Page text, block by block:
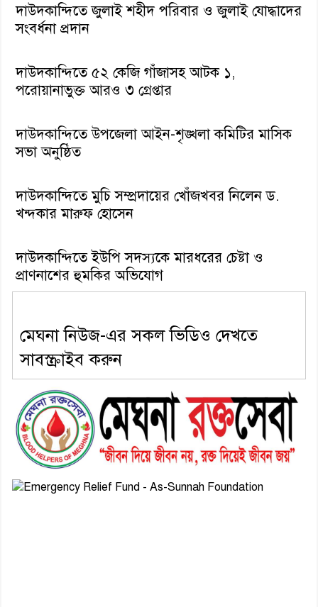
দাউদকান্দিতে জুলাই শহীদ পরিবার ও জুলাই যোদ্ধাদের
সংবর্ধনা প্রদান
দাউদকান্দিতে ৫২ কেজি গাঁজাসহ আটক ১,
পরোয়ানাভুক্ত আরও ৩ গ্রেপ্তার
দাউদকান্দিতে উপজেলা আইন-শৃঙ্খলা কমিটির মাসিক
সভা অনুষ্ঠিত
দাউদকান্দিতে মুচি সম্প্রদায়ের খোঁজখবর নিলেন ড.
খন্দকার মারুফ হোসেন
দাউদকান্দিতে ইউপি সদস্যকে মারধরের চেষ্টা ও
প্রাণনাশের হুমকির অভিযোগ
মেঘনা নিউজ-এর সকল ভিডিও দেখতে
সাবস্ক্রাইব করুন